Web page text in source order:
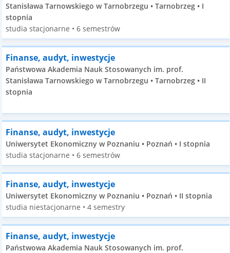
Stanisława Tarnowskiego w Tarnobrzegu • Tarnobrzeg • I
stopnia
studia stacjonarne • 6 semestrów
Finanse, audyt, inwestycje
Państwowa Akademia Nauk Stosowanych im. prof.
Stanisława Tarnowskiego w Tarnobrzegu • Tarnobrzeg • II
stopnia
Finanse, audyt, inwestycje
Uniwersytet Ekonomiczny w Poznaniu • Poznań • I stopnia
studia stacjonarne • 6 semestrów
Finanse, audyt, inwestycje
Uniwersytet Ekonomiczny w Poznaniu • Poznań • II stopnia
studia niestacjonarne • 4 semestry
Finanse, audyt, inwestycje
Państwowa Akademia Nauk Stosowanych im. prof.